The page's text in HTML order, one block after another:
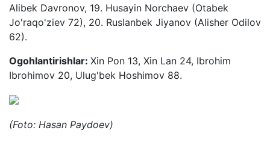
Alibek Davronov, 19. Husayin Norchaev (Otabek
Jo'raqo'ziev 72), 20. Ruslanbek Jiyanov (Alisher Odilov
62).
Ogohlantirishlar: Xin Pon 13, Xin Lan 24, Ibrohim
Ibrohimov 20, Ulug'bek Hoshimov 88.
(Foto: Hasan Paydoev)